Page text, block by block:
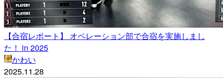
【合宿レポート】 オペレーション部で合宿を実施しまし
た！ in 2025
かわい
2025.11.28